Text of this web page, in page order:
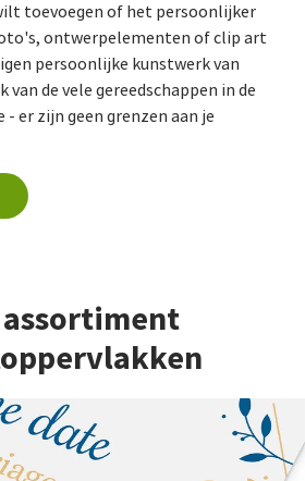
toevoegen of het persoonlijker
ontwerpelementen of clip art
persoonlijke kunstwerk van
van de vele gereedschappen in de
- er zijn geen grenzen aan je
assortiment